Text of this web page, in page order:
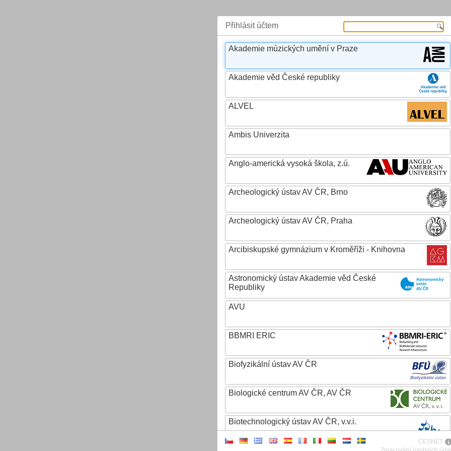
Přihlásit účtem
Akademie múzických umění v Praze
Akademie věd České republiky
ALVEL
Ambis Univerzita
Anglo-americká vysoká škola, z.ú.
Archeologický ústav AV ČR, Brno
Archeologický ústav AV ČR, Praha
Arcibiskupské gymnázium v Kroměříži - Knihovna
Astronomický ústav Akademie věd České
Republiky
AVU
BBMRI ERIC
Biofyzikální ústav AV ČR
Biologické centrum AV ČR, AV ČR
Biotechnologický ústav AV ČR, v.v.i.
CESNET